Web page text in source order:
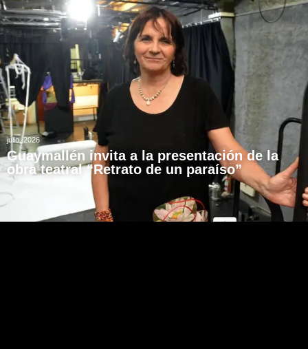
julio, 2026
Guaymallén invita a la presentación de la
obra teatral “Retrato de un paraíso”